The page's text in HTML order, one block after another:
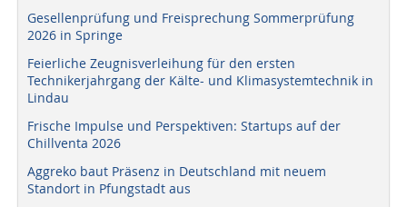
Gesellenprüfung und Freisprechung Sommerprüfung
2026 in Springe
Feierliche Zeugnisverleihung für den ersten
Technikerjahrgang der Kälte- und Klimasystemtechnik in
Lindau
Frische Impulse und Perspektiven: Startups auf der
Chillventa 2026
Aggreko baut Präsenz in Deutschland mit neuem
Standort in Pfungstadt aus